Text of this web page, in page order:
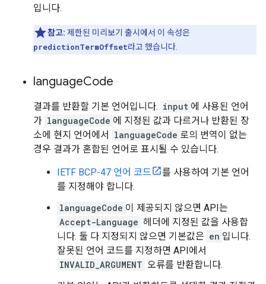
입니다.
참고: 제한된 미리보기 출시에서 이 속성은
predictionTermOffset라고 했습니다.
languageCode
결과를 반환할 기본 언어입니다. input 에 사용된 언어
가 languageCode 에 지정된 값과 다르거나 반환된 장
소에 현지 언어에서
languageCode 로의 번역이 없는
경우 결과가 혼합된 언어로 표시될 수 있습니다.
IETF BCP-47 언어 코드
를 사용하여 기본 언어
를 지정해야 합니다.
languageCode 이 제공되지 않으면 API는
Accept-Language 헤더에 지정된 값을 사용합
니다. 둘 다 지정되지 않으면 기본값은 en 입니다.
잘못된 언어 코드를 지정하면 API에서
INVALID_ARGUMENT 오류를 반환합니다.